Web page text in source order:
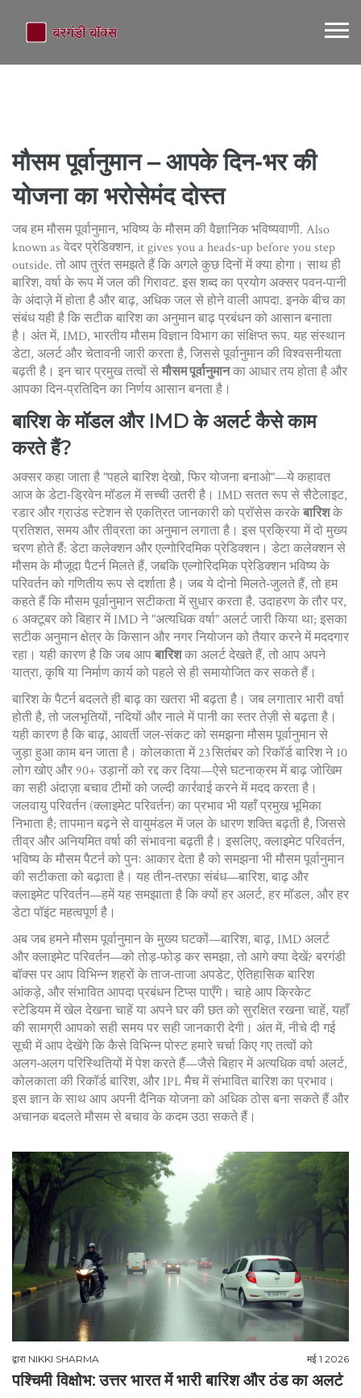
मौसम पूर्वानुमान – आपके दिन‑भर की
योजना का भरोसेमंद दोस्त
जब हममौसम पूर्वानुमान, भविष्य के मौसम की वैज्ञानिक भविष्यवाणी. Also
known as वेदर प्रेडिक्शन, it gives you a heads‑up before you step
outside. तो आप तुरंत समझते हैं कि अगले कुछ दिनों में क्या होगा। साथ ही
बारिश, वर्षा के रूप में जल की गिरावट. इस शब्द का प्रयोग अक्सर पवन‑पानी
के अंदाज़े में होता हैऔरबाढ़, अधिक जल से होने वाली आपदा. इनके बीच का
संबंध यही है कि सटीक बारिश का अनुमान बाढ़ प्रबंधन को आसान बनाता
है। अंत में, IMD, भारतीय मौसम विज्ञान विभाग का संक्षिप्त रूप. यह संस्थान
डेटा, अलर्ट और चेतावनी जारी करता है, जिससे पूर्वानुमान की विश्वसनीयता
बढ़ती है। इन चार प्रमुख तत्वों सेमौसम पूर्वानुमानका आधार तय होता है और
आपका दिन‑प्रतिदिन का निर्णय आसान बनता है।
बारिश के मॉडल और IMD के अलर्ट कैसे काम
करते हैं?
अक्सर कहा जाता है "पहले बारिश देखो, फिर योजना बनाओ"—ये कहावत
आज के डेटा‑ड्रिवेन मॉडल में सच्ची उतरी है। IMD सतत रूप से सैटेलाइट,
रडार और ग्राउंड स्टेशन से एकत्रित जानकारी को प्रॉसेस करकेबारिशके
प्रतिशत, समय और तीव्रता का अनुमान लगाता है। इस प्रक्रिया में दो मुख्य
चरण होते हैं: डेटा कलेक्शन और एल्गोरिदमिक प्रेडिक्शन। डेटा कलेक्शन से
मौसम के मौजूदा पैटर्न मिलते हैं, जबकि एल्गोरिदमिक प्रेडिक्शन भविष्य के
परिवर्तन को गणितीय रूप से दर्शाता है। जब ये दोनो मिलते‑जुलते हैं, तो हम
कहते हैं किमौसम पूर्वानुमानसटीकता में सुधार करता है. उदाहरण के तौर पर,
6 अक्टूबर को बिहार में IMD ने "अत्यधिक वर्षा" अलर्ट जारी किया था; इसका
सटीक अनुमान क्षेत्र के किसान और नगर नियोजन को तैयार करने में मददगार
रहा। यही कारण है कि जब आपबारिशका अलर्ट देखते हैं, तो आप अपने
यात्रा, कृषि या निर्माण कार्य को पहले से ही समायोजित कर सकते हैं।
बारिश के पैटर्न बदलते ही बाढ़ का खतरा भी बढ़ता है। जब लगातार भारी वर्षा
होती है, तो जलभृतियों, नदियों और नाले में पानी का स्तर तेज़ी से बढ़ता है।
यही कारण है किबाढ़, आवर्ती जल‑संकटको समझना मौसम पूर्वानुमान से
जुड़ा हुआ काम बन जाता है। कोलकाता में 23 सितंबर को रिकॉर्ड बारिश ने 10
लोग खोए और 90+ उड़ानों को रद्द कर दिया—ऐसे घटनाक्रम में बाढ़ जोखिम
का सही अंदाज़ा बचाव टीमों को जल्दी कार्रवाई करने में मदद करता है।
जलवायु परिवर्तन (क्लाइमेट परिवर्तन) का प्रभाव भी यहाँ प्रमुख भूमिका
निभाता है; तापमान बढ़ने से वायुमंडल में जल के धारण शक्ति बढ़ती है, जिससे
तीव्र और अनियमित वर्षा की संभावना बढ़ती है। इसलिए, क्लाइमेट परिवर्तन,
भविष्य के मौसम पैटर्न को पुनः आकार देता हैको समझना भी मौसम पूर्वानुमान
की सटीकता को बढ़ाता है। यह तीन‑तरफ़ा संबंध—बारिश, बाढ़ और
क्लाइमेट परिवर्तन—हमें यह समझाता है कि क्यों हर अलर्ट, हर मॉडल, और हर
डेटा पॉइंट महत्वपूर्ण है।
अब जब हमने मौसम पूर्वानुमान के मुख्य घटकों—बारिश, बाढ़, IMD अलर्ट
और क्लाइमेट परिवर्तन—को तोड़‑फोड़ कर समझा, तो आगे क्या देखें? बरगंडी
बॉक्स पर आप विभिन्न शहरों के ताज‑ताजा अपडेट, ऐतिहासिक बारिश
आंकड़े, और संभावित आपदा प्रबंधन टिप्स पाएँगे। चाहे आप क्रिकेट
स्टेडियम में खेल देखना चाहें या अपने घर की छत को सुरक्षित रखना चाहें, यहाँ
की सामग्री आपको सही समय पर सही जानकारी देगी। अंत में, नीचे दी गई
सूची में आप देखेंगे कि कैसे विभिन्न पोस्ट हमारे चर्चा किए गए तत्वों को
अलग‑अलग परिस्थितियों में पेश करते हैं—जैसे बिहार में अत्यधिक वर्षा अलर्ट,
कोलकाता की रिकॉर्ड बारिश, और IPL मैच में संभावित बारिश का प्रभाव।
इस ज्ञान के साथ आप अपनी दैनिक योजना को अधिक ठोस बना सकते हैं और
अचानक बदलते मौसम से बचाव के कदम उठा सकते हैं।
द्वारा NIKKI SHARMA मई 1 2026
पश्चिमी विक्षोभ: उत्तर भारत में भारी बारिश और ठंड का अलर्ट